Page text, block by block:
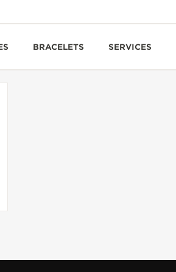
BRACELETS SERVICES